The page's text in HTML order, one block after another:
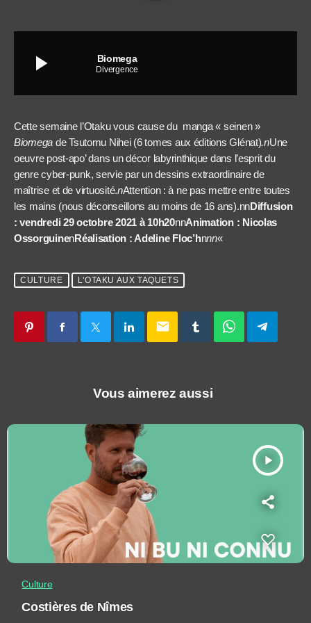
play_arrow Biomega
Divergence
Cette semaine l’Otaku vous cause du manga « seinen »
Biomega de Tsutomu Nihei (6 tomes aux éditions Glénat).nUne
oeuvre post-apo’ dans un décor labyrinthique dans l’esprit du
genre cyber-punk, servie par un dessins extraordinaire de
maîtrise et de virtuosité.nAttention : à ne pas mettre entre toutes
les mains (nous déconseillons au moins de 16 ans).nnDiffusion
: vendredi 29 octobre 2021 à 10h20nnAnimation : Nicolas
OssorguinenRéalisation : Adeline Floc’hnnn«
CULTURE L'OTAKU AUX TAQUETS
email
Vous aimerez aussi
play_arrow
Culture
Costières de Nîmes